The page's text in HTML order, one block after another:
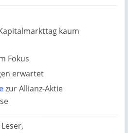
kaum
Fokus
erwartet
zur Allianz-Aktie